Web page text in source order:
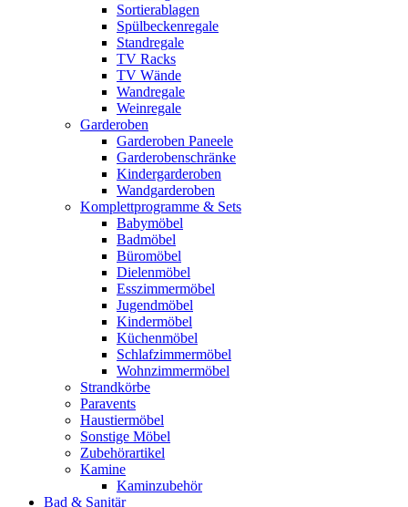
Sortierablagen
Spülbeckenregale
Standregale
TV Racks
TV Wände
Wandregale
Weinregale
Garderoben
Garderoben Paneele
Garderobenschränke
Kindergarderoben
Wandgarderoben
Komplettprogramme & Sets
Babymöbel
Badmöbel
Büromöbel
Dielenmöbel
Esszimmermöbel
Jugendmöbel
Kindermöbel
Küchenmöbel
Schlafzimmermöbel
Wohnzimmermöbel
Strandkörbe
Paravents
Haustiermöbel
Sonstige Möbel
Zubehörartikel
Kamine
Kaminzubehör
Bad & Sanitär